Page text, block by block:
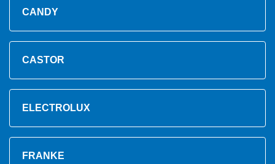
CANDY
CASTOR
ELECTROLUX
FRANKE